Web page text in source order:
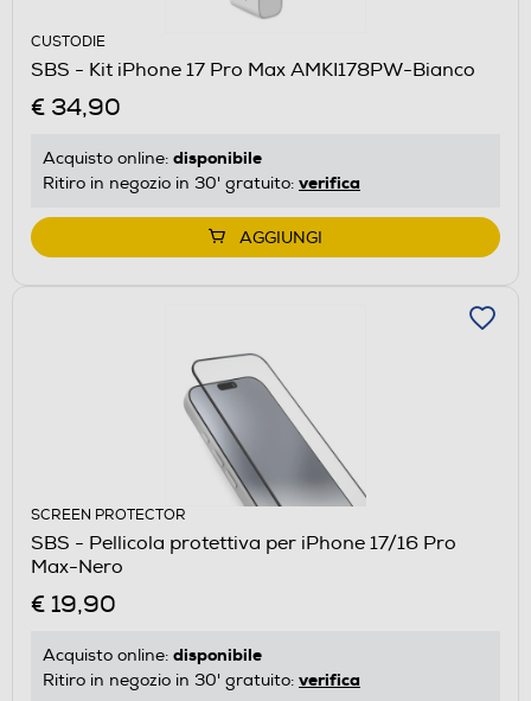
CUSTODIE
SBS - Kit iPhone 17 Pro Max AMKI178PW-Bianco
€ 34,90
Acquisto online: disponibile
Ritiro in negozio in 30' gratuito: verifica
AGGIUNGI
SCREEN PROTECTOR
SBS - Pellicola protettiva per iPhone 17/16 Pro
Max-Nero
€ 19,90
Acquisto online: disponibile
Ritiro in negozio in 30' gratuito: verifica